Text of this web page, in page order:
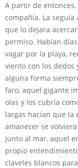
A partir de
compañía. La
que lo dejara
permiso. Habían
vagar por la playa,
viento con los
alguna forma
faro, aquel gigante
olas y los cubría
largas hacían que la
amanecer se
junto al mar, aquel
propio
claveles blancos